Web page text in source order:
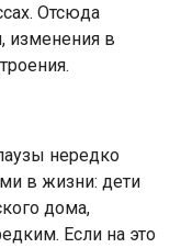
Отсюда
изменения в
нередко
в жизни: дети
дома,
Если на это